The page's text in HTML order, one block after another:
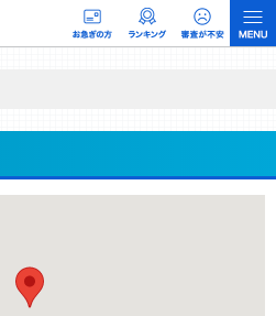
編集部の調査／ユーザーへの口コミ収集な
を行っています。